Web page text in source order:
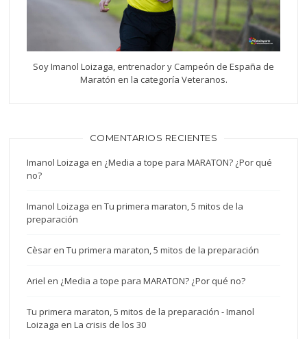
Soy Imanol Loizaga, entrenador y Campeón de España de
Maratón en la categoría Veteranos.
COMENTARIOS RECIENTES
Imanol Loizaga en ¿Media a tope para MARATON? ¿Por qué
no?
Imanol Loizaga enTu primera maraton, 5 mitos de la
preparación
Cèsar enTu primera maraton, 5 mitos de la preparación
Ariel en ¿Media a tope para MARATON? ¿Por qué no?
Tu primera maraton, 5 mitos de la preparación - Imanol
Loizaga enLa crisis de los 30